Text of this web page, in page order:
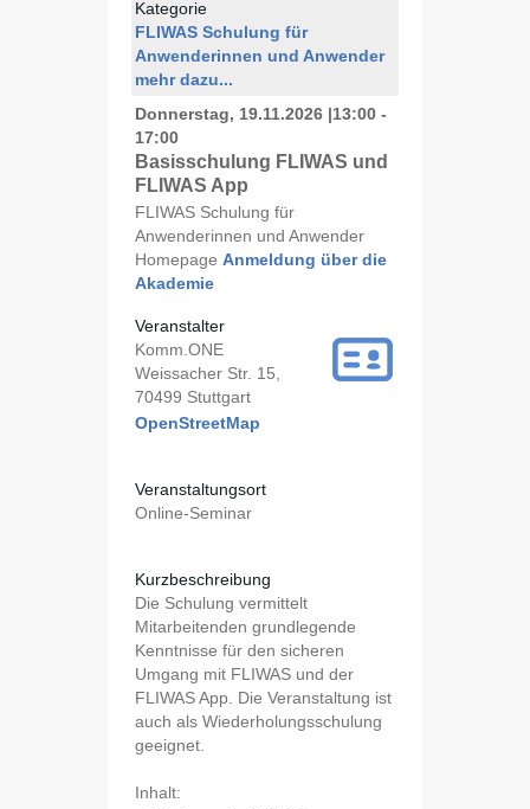
Kategorie
FLIWAS Schulung für
Anwenderinnen und Anwender
mehr dazu...
Donnerstag, 19.11.2026 |13:00 -
17:00
Basisschulung FLIWAS und
FLIWAS App
FLIWAS Schulung für
Anwenderinnen und Anwender
Homepage Anmeldung über die
Akademie
Veranstalter
Komm.ONE
Weissacher Str. 15,
70499 Stuttgart
OpenStreetMap
Veranstaltungsort
Online-Seminar
Kurzbeschreibung
Die Schulung vermittelt
Mitarbeitenden grundlegende
Kenntnisse für den sicheren
Umgang mit FLIWAS und der
FLIWAS App. Die Veranstaltung ist
auch als Wiederholungsschulung
geeignet.
Inhalt: